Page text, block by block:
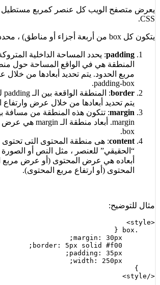
يعرض متصفح الويب كل عنصر كمربع مستطيل
CSS.
يتكون كل box من أربعة أجزاء أو مناطق) ، محددة:
padding: يحدد المساحة الداخلية
المنطقة هي في الواقع المساحة حول
مربع الحدود. يتم تحديد أبعادها من خلال
padding-box.
border
يتم تحديد أبعادها من خلال عرض وارتفاع
margin
box.
content: هى منطقة المحتوى التى
“الحقيقي” للعنصر ، مثل النص أو
أبعاده هي عرض المحتوى (أو عرض مربع
المحتوى (أو ارتفاع مربع المحتوى).
مثال للتوضيح: